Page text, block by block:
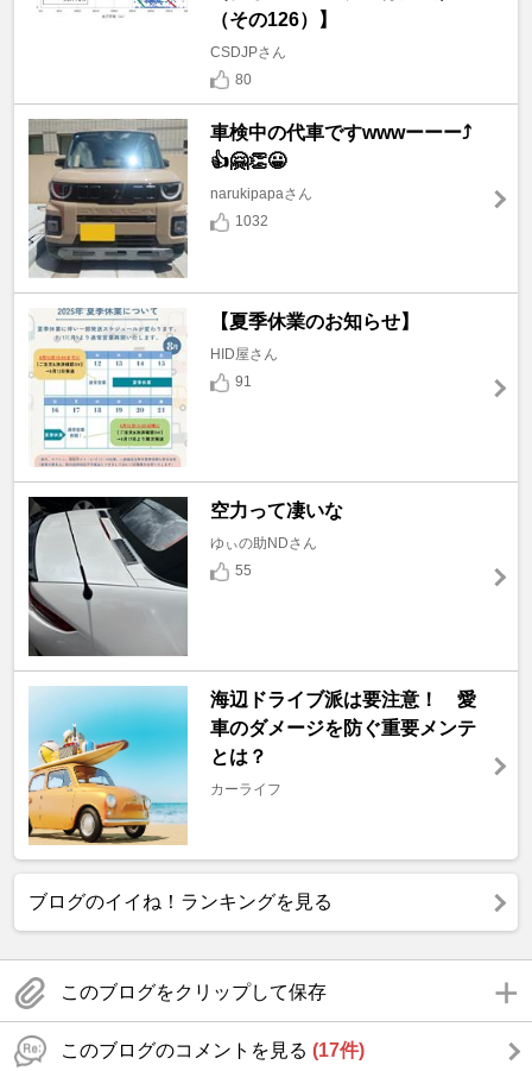
（その126）】
CSDJPさん
80
車検中の代車ですwwwーーー⤴️
👍🤗👏😀
narukipapaさん
1032
【夏季休業のお知らせ】
HID屋さん
91
空力って凄いな
ゆぃの助NDさん
55
海辺ドライブ派は要注意！ 愛
車のダメージを防ぐ重要メンテ
とは？
カーライフ
ブログのイイね！ランキングを見る
このブログをクリップして保存
このブログのコメントを見る (17件)